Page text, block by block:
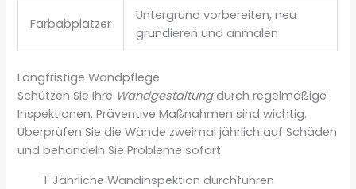
Farbabplatzer
Untergrund vorbereiten, neu
grundieren und anmalen
Langfristige Wandpflege
Schützen Sie Ihre Wandgestaltungdurch regelmäßige
Inspektionen. Präventive Maßnahmen sind wichtig.
Überprüfen Sie die Wände zweimal jährlich auf Schäden
und behandeln Sie Probleme sofort.
Jährliche Wandinspektion durchführen